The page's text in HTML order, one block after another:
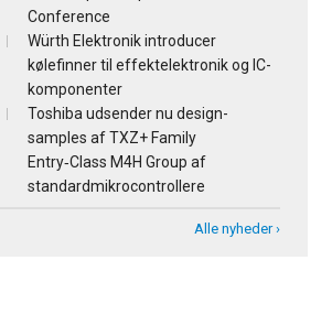
Conference
Würth Elektronik introducer
kølefinner til effektelektronik og IC-
komponenter
Toshiba udsender nu design-
samples af TXZ+ Family
Entry‑Class M4H Group af
standardmikrocontrollere
Alle nyheder ›